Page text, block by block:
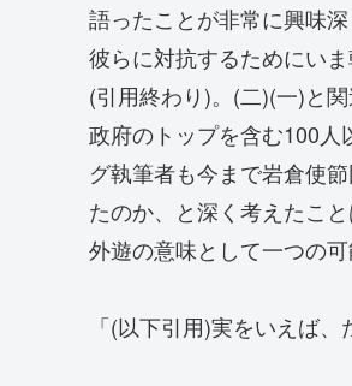
語ったことが非常に興味
彼らに対抗するためにい
(引用終わり)。(二)(一)と
政府のトップを含む100人
グ執筆者も今まで岩倉使
たのか、と深く考えたこ
外遊の意味として一つの可
「(以下引用)実をいえば